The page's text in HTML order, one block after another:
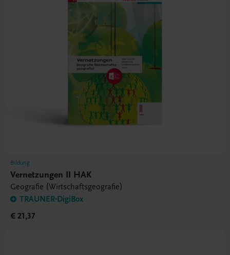
Bildung
Vernetzungen II HAK
Geografie (Wirtschaftsgeografie)
TRAUNER-DigiBox
€ 21,37